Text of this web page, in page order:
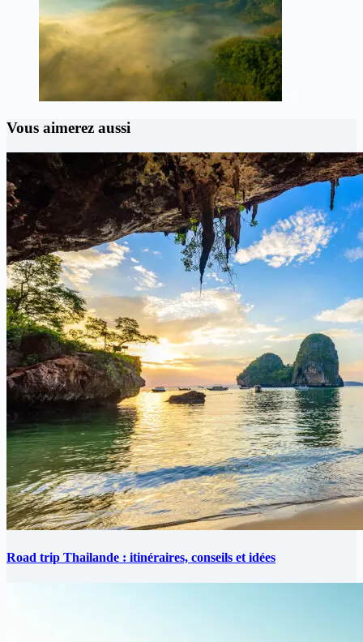
Vous aimerez aussi
Road trip Thailande : itinéraires, conseils et idées